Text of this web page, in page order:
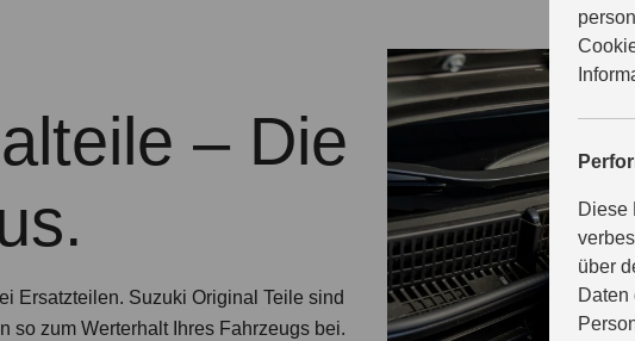
Diese
über
Daten
– Die
Ersatzteilen. Suzuki Original Teile sind
so zum Werterhalt Ihres Fahrzeugs bei.